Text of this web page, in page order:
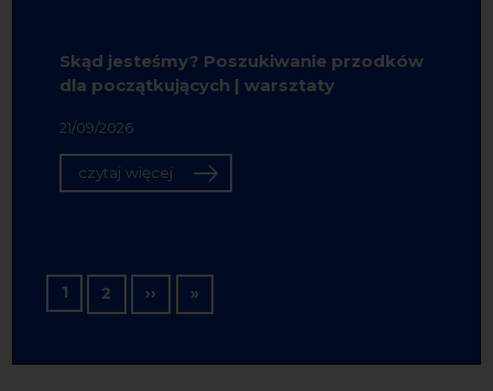
Skąd jesteśmy? Poszukiwanie przodków
dla początkujących | warsztaty
21/09/2026
czytaj więcej
Stronicowanie
1 2 ›› Następna strona
»Ostatnia strona